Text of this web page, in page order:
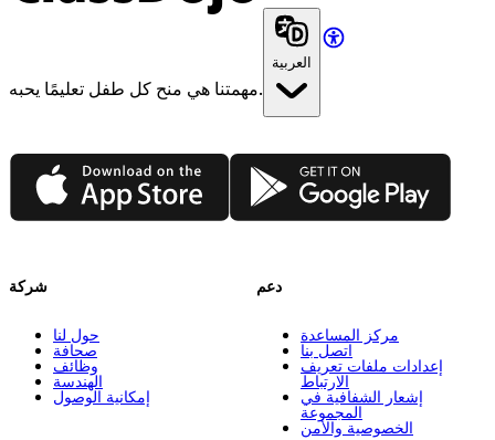
مهمتنا هي منح كل طفل تعليمًا يحبه.
العربية
App Store Google Play
شركة
حول لنا
صحافة
وظائف
الهندسة
إمكانية الوصول
دعم
مركز المساعدة
اتصل بنا
إعدادات ملفات تعريف
الارتباط
إشعار الشفافية في
المجموعة
الخصوصية والأمن